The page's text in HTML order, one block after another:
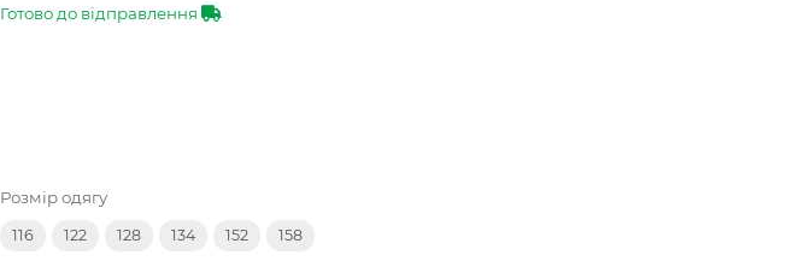
Готово до відправлення
Розмір одягу
116 122 128 134 152 158